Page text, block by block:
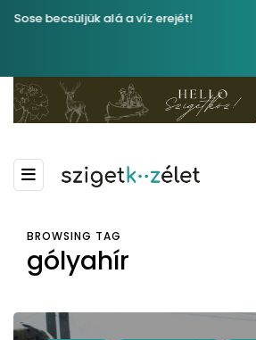
Sose becsüljük alá a víz erejét!
BROWSING TAG
gólyahír